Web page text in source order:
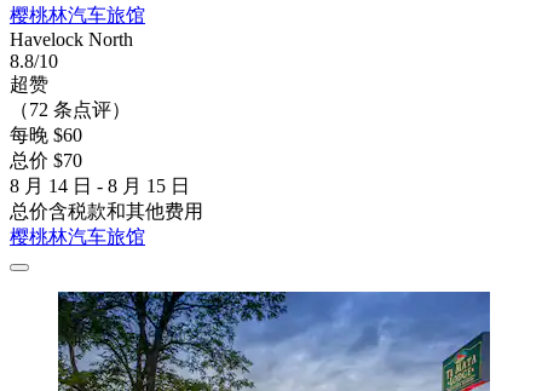
樱桃林汽车旅馆
Havelock North
8.8/10
超赞
（72 条点评）
每晚 $60
总价 $70
8 月 14 日 - 8 月 15 日
总价含税款和其他费用
樱桃林汽车旅馆